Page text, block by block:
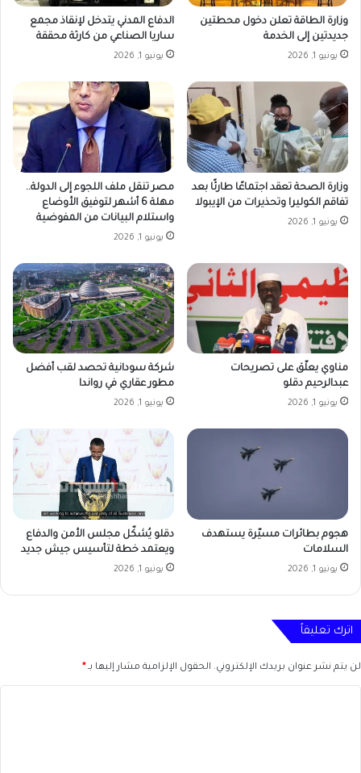
وزارة الطاقة تعلن دخول محطتين
جديدتين إلى الخدمة
يونيو 1, 2026
الدفاع المدني يتدخل لإنقاذ مجمع
ساريا الصناعي من كارثة محققة
يونيو 1, 2026
وزارة الصحة تعقد اجتماعًا طارئًا بعد
تفاقم الكوليرا وتحذيرات من الإيبولا
يونيو 1, 2026
مصر تنقل ملف اللجوء إلى الدولة..
مهلة 6 أشهر لتوفيق الأوضاع
واستلام البيانات من المفوضية
يونيو 1, 2026
مناوي يعلّق على تصريحات
عبدالرحيم دقلو
يونيو 1, 2026
شركة سودانية تحصد لقب أفضل
مطور عقاري في رواندا
يونيو 1, 2026
هجوم بطائرات مسيّرة يستهدف
السلامات
يونيو 1, 2026
دقلو يُشكّل مجلس الأمن والدفاع
ويعتمد خطة لتأسيس جيش جديد
يونيو 1, 2026
اترك تعليقاً
لن يتم نشر عنوان بريدك الإلكتروني. الحقول الإلزامية مشار إليها بـ *